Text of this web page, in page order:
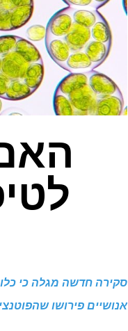
סקירה חדשה מגלה כי
אנושיים פירושו